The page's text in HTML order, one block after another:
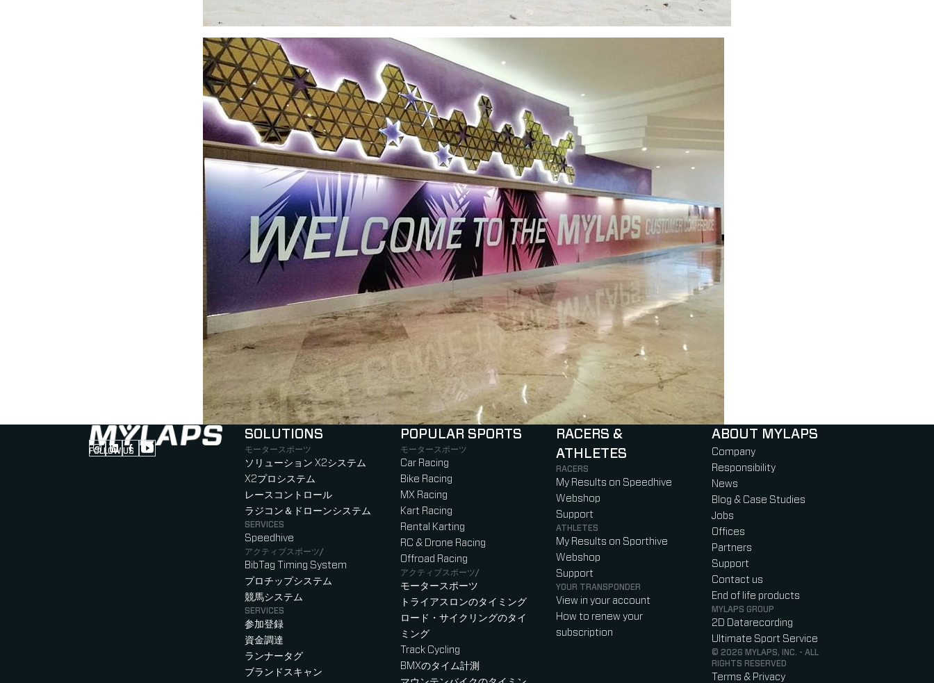
FOLLOW US
Follow us on Instagram (Opens in new tab)
Follow us on LinkedIn (Opens in new tab)
Follow us on Facebook (Opens in new tab)
Follow us on YouTube (Opens in new tab)
SOLUTIONS
モータースポーツ
ソリューション X2システム
X2プロシステム
レースコントロール
ラジコン＆ドローンシステム
SERVICES
Speedhive
アクティブスポーツ/
BibTag Timing System
プロチップシステム
競馬システム
SERVICES
参加登録
資金調達
ランナータグ
ブランドスキャン
POPULAR SPORTS
モータースポーツ
Car Racing
Bike Racing
MX Racing
Kart Racing
Rental Karting
RC & Drone Racing
Offroad Racing
アクティブスポーツ/
モータースポーツ
トライアスロンのタイミング
ロード・サイクリングのタイ
ミング
Track Cycling
BMXのタイム計測
RACERS &
ATHLETES
RACERS
My Results on Speedhive
Webshop
Support
ATHLETES
My Results on Sporthive
Webshop
Support
YOUR TRANSPONDER
View in your account
How to renew your
subscription
ABOUT MYLAPS
Company
Responsibility
News
Blog & Case Studies
Jobs
Offices
Partners
Support
Contact us
End of life products
MYLAPS GROUP
2D Datarecording
Ultimate Sport Service
© 2026 MYLAPS, INC. - ALL
RIGHTS RESERVED
Terms & Privacy